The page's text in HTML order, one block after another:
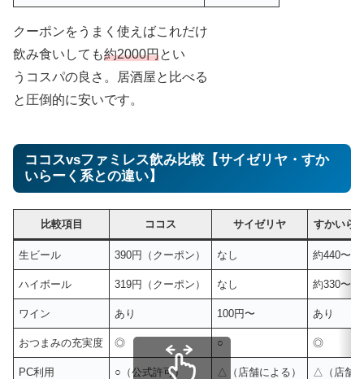
クーポンをうまく使えばこれだけ
飲み食いしても約2000円とい
うコスパの良さ。居酒屋と比べる
と圧倒的に安いです。
ココスvsファミレス飲み比較【サイゼリヤ・すか
いらーく系との違い】
比較項目 ココス サイゼリヤ すかいら
生ビール 390円（クーポン） なし 約440〜
ハイボール 319円（クーポン） なし 約330〜
ワイン あり 100円〜 あり
おつまみの充実度 ◎ ○ ◎
PC利用 ○（公式許可） △（店舗による） △（店舗